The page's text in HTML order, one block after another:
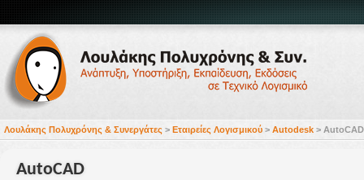
Λουλάκης Πολυχρόνης & Συνεργάτες > Εταιρείες Λογισμικού > Autodesk > AutoCAD
AutoCAD